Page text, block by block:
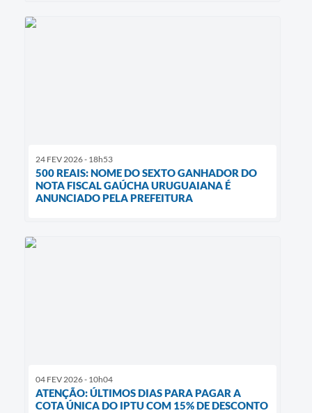
24 FEV 2026 - 18h53
500 REAIS: NOME DO SEXTO GANHADOR DO
NOTA FISCAL GAÚCHA URUGUAIANA É
ANUNCIADO PELA PREFEITURA
04 FEV 2026 - 10h04
ATENÇÃO: ÚLTIMOS DIAS PARA PAGAR A
COTA ÚNICA DO IPTU COM 15% DE DESCONTO